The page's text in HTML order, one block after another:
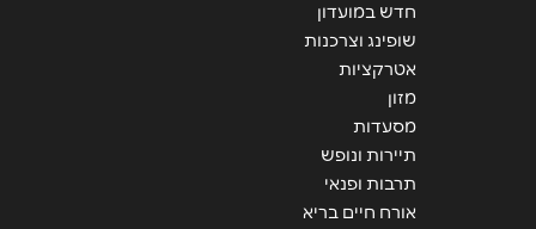
חדש במועדון
שופינג וצרכנות
אטרקציות
מזון
מסעדות
תיירות ונופש
תרבות ופנאי
אורח חיים בריא